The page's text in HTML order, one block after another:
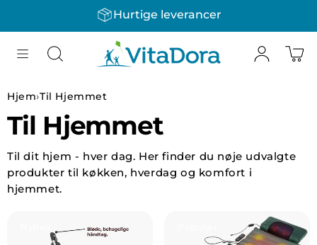
Hurtige leverancer
Hjem›Til Hjemmet
Til Hjemmet
Til dit hjem - hver dag. Her finder du nøje udvalgte
produkter til køkken, hverdag og komfort i
hjemmet.
Vis VitaDora Remedy